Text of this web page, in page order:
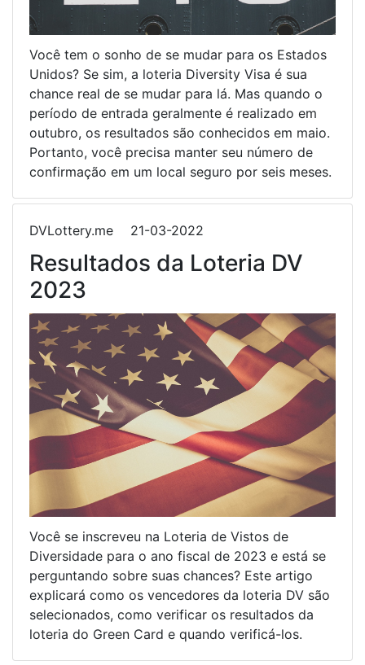
Você tem o sonho de se mudar para os Estados
Unidos? Se sim, a loteria Diversity Visa é sua
chance real de se mudar para lá. Mas quando o
período de entrada geralmente é realizado em
outubro, os resultados são conhecidos em maio.
Portanto, você precisa manter seu número de
confirmação em um local seguro por seis meses.
DVLottery.me 21-03-2022
Resultados da Loteria DV
2023
Você se inscreveu na Loteria de Vistos de
Diversidade para o ano fiscal de 2023 e está se
perguntando sobre suas chances? Este artigo
explicará como os vencedores da loteria DV são
selecionados, como verificar os resultados da
loteria do Green Card e quando verificá-los.